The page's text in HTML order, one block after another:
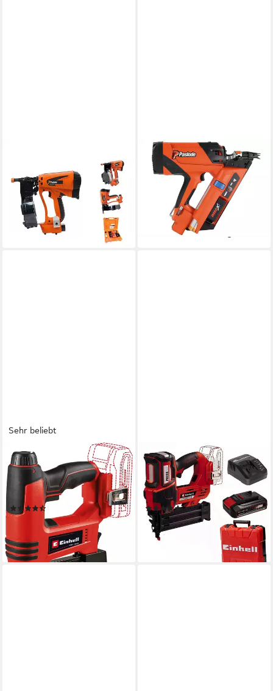
Nagler IM45GN Haften-
Coilnagler, Haftennagler,
Impulse Ha
955,00 €
lieferbar - in 3-4 Werktagen bei dir
PASLODE
Nagler Paslode IM90Xi
Impulse Streifennagler, für
34° gebundene Nägel von 50
bis 90 mm
ab 849,99 €
lieferbar - in 2-3 Werktagen bei dir
Sehr beliebt
EINHELL
Nagler TE-CN 18 Li - Solo, 3-
tlg., 2 in 1, Akku-Nagler und
Tacker, ohne Akku
72,32 € UVP95,95 €
lieferbar - in 2-3 Werktagen bei dir
EINHELL
Nagler Akku-Nagler FIXETTO
18/50 N 18V + Akku 2.5 Ah +
Koffer +Ladegerät
(1)
249,99 €
lieferbar - in 3-4 Werktagen bei dir